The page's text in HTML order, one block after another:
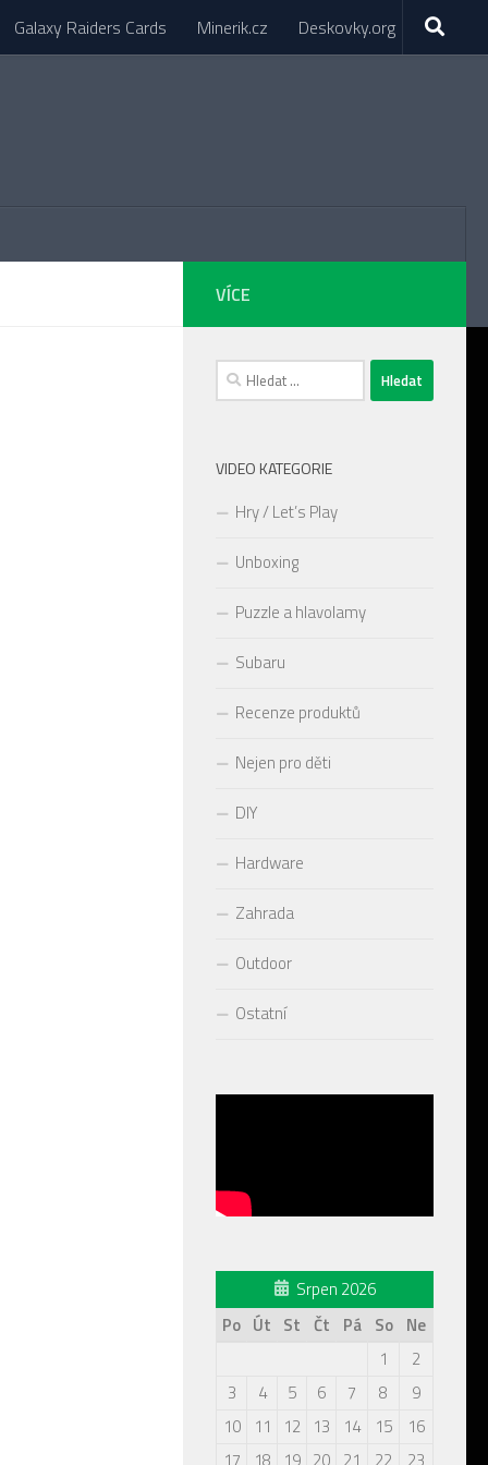
Galaxy Raiders Cards Minerik.cz Deskovky.org
VÍCE
Vyhledávání
VIDEO KATEGORIE
Hry / Let’s Play
Unboxing
Puzzle a hlavolamy
Subaru
Recenze produktů
Nejen pro děti
DIY
Hardware
Zahrada
Outdoor
Ostatní
Srpen 2026
Po Út St Čt Pá So Ne
1
2
3
4 5 6 7 8
9
10
11 12 13 14 15
16